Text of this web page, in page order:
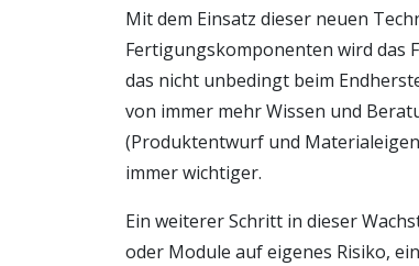
Mit dem Einsatz dieser neuen
Fertigungskomponenten wird das
das nicht unbedingt beim
von immer mehr Wissen und
(Produktentwurf und
immer wichtiger.
Ein weiterer Schritt in dieser
oder Module auf eigenes Risiko,